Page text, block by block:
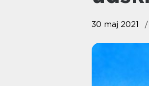
30 maj 2021